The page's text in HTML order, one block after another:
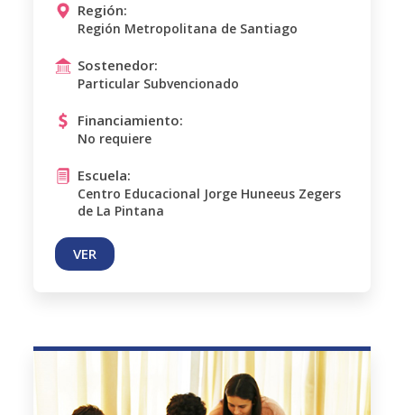
Región:
Región Metropolitana de Santiago
Sostenedor:
Particular Subvencionado
Financiamiento:
No requiere
Escuela:
Centro Educacional Jorge Huneeus Zegers
de La Pintana
VER